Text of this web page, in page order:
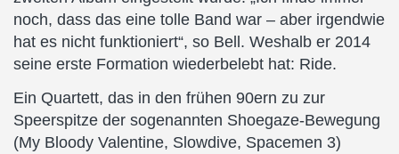
noch, dass das eine tolle Band war – aber irgendwie
hat es nicht funktioniert“, so Bell. Weshalb er 2014
seine erste Formation wiederbelebt hat: Ride.
Ein Quartett, das in den frühen 90ern zu zur
Speerspitze der sogenannten Shoegaze-Bewegung
(My Bloody Valentine, Slowdive, Spacemen 3)